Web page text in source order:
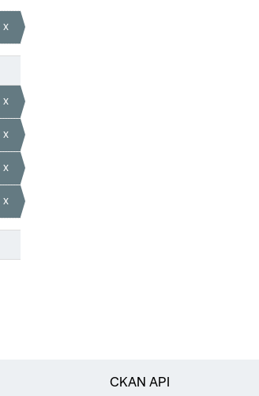
x
x
x
x
x
CKAN API